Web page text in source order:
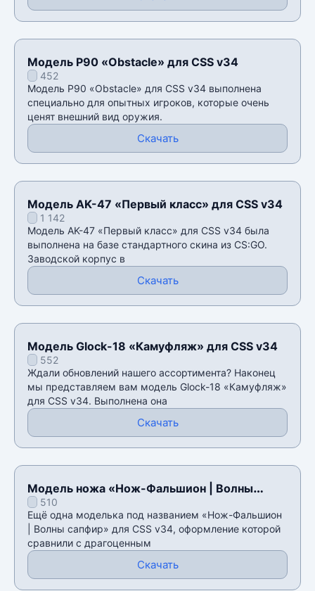
Модель P90 «Obstacle» для CSS v34
452
Модель P90 «Obstacle» для CSS v34 выполнена
специально для опытных игроков, которые очень
ценят внешний вид оружия.
Скачать
Модель AK-47 «Первый класс» для CSS v34
1 142
Модель AK-47 «Первый класс» для CSS v34 была
выполнена на базе стандартного скина из CS:GO.
Заводской корпус в
Скачать
Модель Glock-18 «Камуфляж» для CSS v34
552
Ждали обновлений нашего ассортимента? Наконец
мы представляем вам модель Glock-18 «Камуфляж»
для CSS v34. Выполнена она
Скачать
Модель ножа «Нож-Фальшион | Волны
сапфир» для CSS v34
510
Ещё одна моделька под названием «Нож-Фальшион
| Волны сапфир» для CSS v34, оформление которой
сравнили с драгоценным
Скачать